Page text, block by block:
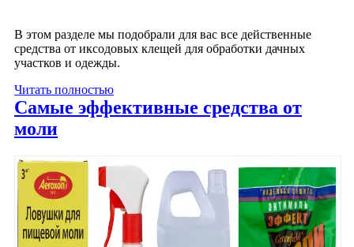
В этом разделе мы подобрали для вас все действенные
средства от иксодовых клещей для обработки дачных
участков и одежды.
Читать полностью
Самые эффективные средства от
моли